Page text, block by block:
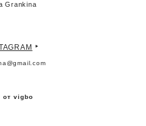
Grankina
‣
от vigbo